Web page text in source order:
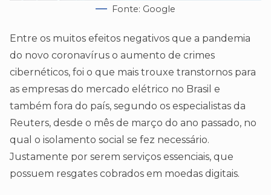
Fonte: Google
Entre os muitos efeitos negativos que a pandemia
do novo coronavírus o aumento de crimes
cibernéticos, foi o que mais trouxe transtornos para
as empresas do mercado elétrico no Brasil e
também fora do país, segundo os especialistas da
Reuters, desde o mês de março do ano passado, no
qual o isolamento social se fez necessário.
Justamente por serem serviços essenciais, que
possuem resgates cobrados em moedas digitais.